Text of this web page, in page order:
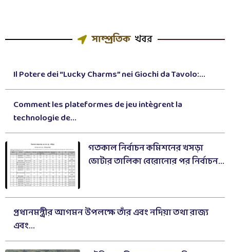
সাম্প্রতিক খবর
Il Potere dei “Lucky Charms” nei Giochi da Tavolo:...
Comment les plateformes de jeu intègrent la
technologie de...
গতকাল নির্বাচন কমিশনের খসড়া
ভোটার তালিকা বেরোনোর পর নির্বাচন...
প্রধানমন্ত্রীর আগমন উপলক্ষে তাঁর এবং নদিয়া তথা রাজ্য
এবং...